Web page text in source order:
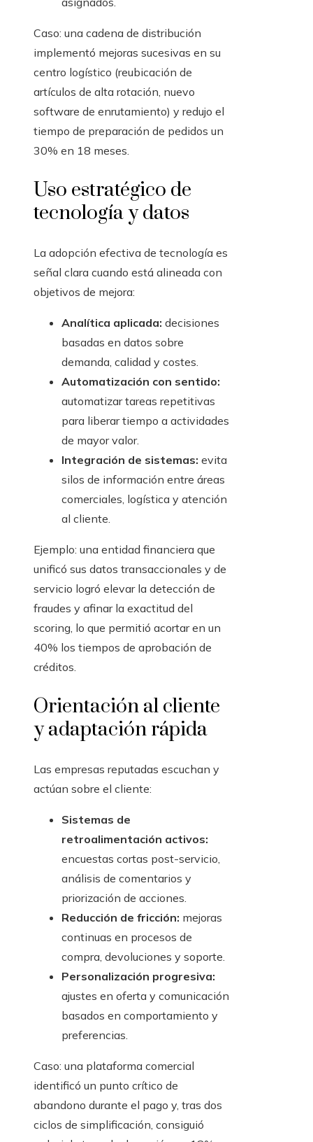
Caso: una cadena de distribución
implementó mejoras sucesivas en su
centro logístico (reubicación de
artículos de alta rotación, nuevo
software de enrutamiento) y redujo el
tiempo de preparación de pedidos un
30% en 18 meses.
Uso estratégico de
tecnología y datos
La adopción efectiva de tecnología es
señal clara cuando está alineada con
objetivos de mejora:
Analítica aplicada: decisiones
basadas en datos sobre
demanda, calidad y costes.
Automatización con sentido:
automatizar tareas repetitivas
para liberar tiempo a actividades
de mayor valor.
Integración de sistemas: evita
silos de información entre áreas
comerciales, logística y atención
al cliente.
Ejemplo: una entidad financiera que
unificó sus datos transaccionales y de
servicio logró elevar la detección de
fraudes y afinar la exactitud del
scoring, lo que permitió acortar en un
40% los tiempos de aprobación de
créditos.
Orientación al cliente
y adaptación rápida
Las empresas reputadas escuchan y
actúan sobre el cliente:
Sistemas de
retroalimentación activos:
encuestas cortas post-servicio,
análisis de comentarios y
priorización de acciones.
Reducción de fricción: mejoras
continuas en procesos de
compra, devoluciones y soporte.
Personalización progresiva:
ajustes en oferta y comunicación
basados en comportamiento y
preferencias.
Caso: una plataforma comercial
identificó un punto crítico de
abandono durante el pago y, tras dos
ciclos de simplificación, consiguió